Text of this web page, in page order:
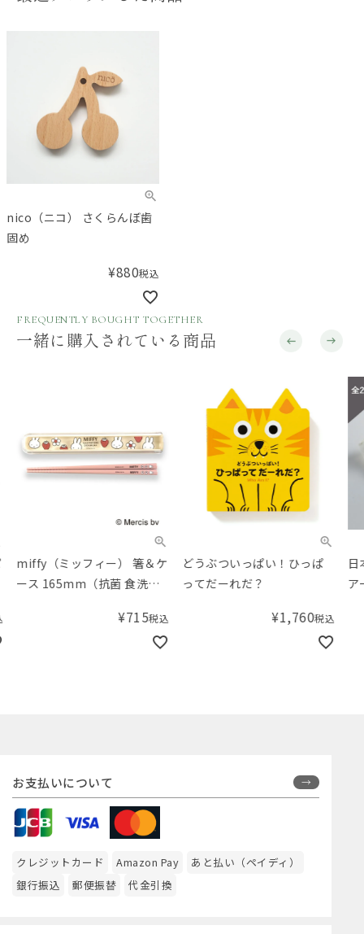
nico（ニコ） さくらんぼ歯
固め
¥880税込
FREQUENTLY BOUGHT TOGETHER
一緒に購入されている商品
miffy（ミッフィー） 箸＆ケ
ース 165mm（抗菌 食洗機
715 税込
どうぶついっぱい！ひっぱ
ってだーれだ？
1,760税込
日
ア
お支払いについて
クレジットカード Amazon Pay
あと払い（ペイディ）
銀行振込
郵便振替 代金引換